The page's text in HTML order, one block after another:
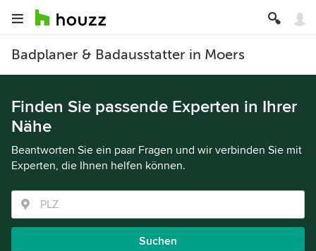
Badplaner & Badausstatter in Moers
Finden Sie passende Experten in Ihrer
Nähe
Beantworten Sie ein paar Fragen und wir verbinden Sie mit
Experten, die Ihnen helfen können.
Suchen